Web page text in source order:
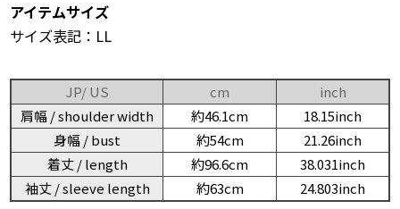
アイテムサイズ
サイズ表記：LL
JP/ US cm
inch
肩幅 / shoulder width
約46.1cm
18.15inch
身幅 / bust
約54cm
21.26inch
着丈 / length
約96.6cm
38.031inch
袖丈 / sleeve length
約63cm 24.803inch